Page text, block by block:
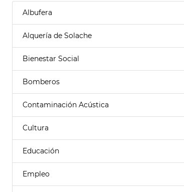
Albufera
Alquería de Solache
Bienestar Social
Bomberos
Contaminación Acústica
Cultura
Educación
Empleo